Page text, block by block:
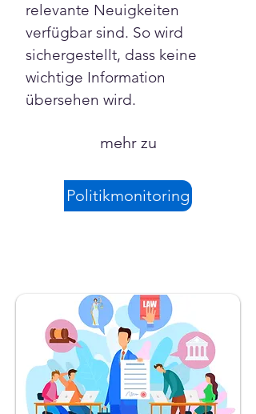
relevante Neuigkeiten
verfügbar sind. So wird
sichergestellt, dass keine
wichtige Information
übersehen wird.
mehr zu
Politikmonitoring